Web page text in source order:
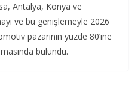
Antalya, Konya ve
ve bu genişlemeyle 2026
pazarının yüzde 80’ine
bulundu.